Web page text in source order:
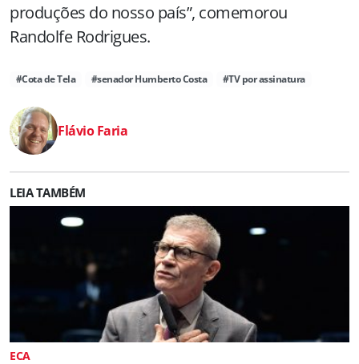
produções do nosso país”, comemorou
Randolfe Rodrigues.
#Cota de Tela #senador Humberto Costa #TV por assinatura
Flávio Faria
LEIA TAMBÉM
ECA